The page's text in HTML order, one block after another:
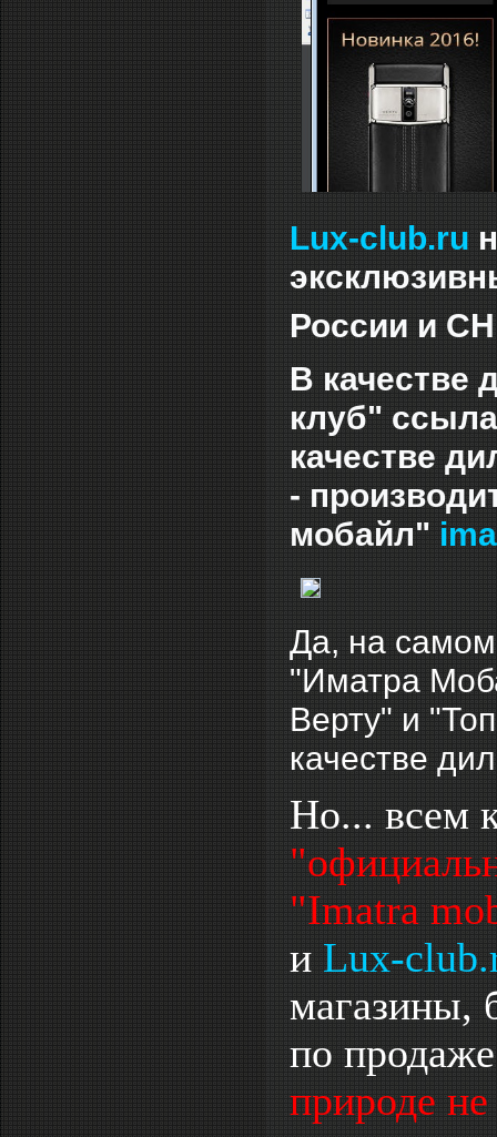
Lux-club.ru
России и
В качестве
клуб"
качестве
-
мобайл"
Да, на
"Иматра
Верту" и
качестве
Но... всем
"Imatra
и Lux-
магазины,
по
природе